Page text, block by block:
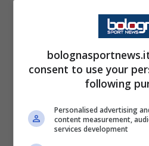
stagione con il suoSturm
centrocampista mancino
Giovanni Sartori che lo
persona diverse volte, è
arrivate 9 reti e 9
campionato e coppe. Su
consent to use your
following
Personalised advertising
content measurement,
services development